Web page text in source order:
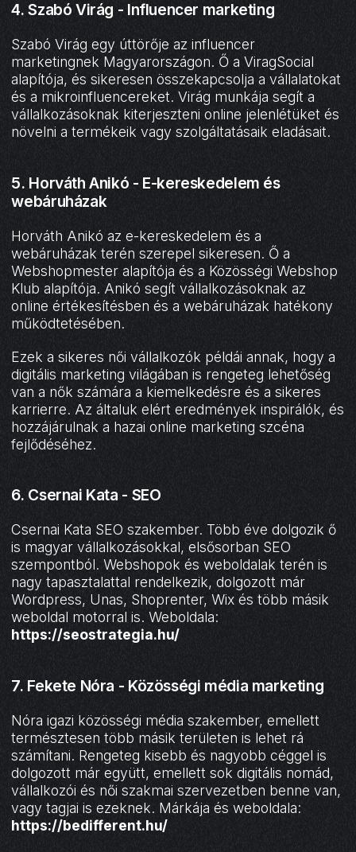
4. Szabó Virág - Influencer marketing
Szabó Virág egy úttörője az influencer
marketingnek Magyarországon. Ő a ViragSocial
alapítója, és sikeresen összekapcsolja a vállalatokat
és a mikroinfluencereket. Virág munkája segít a
vállalkozásoknak kiterjeszteni online jelenlétüket és
növelni a termékeik vagy szolgáltatásaik eladásait.
5. Horváth Anikó - E-kereskedelem és
webáruházak
Horváth Anikó az e-kereskedelem és a
webáruházak terén szerepel sikeresen. Ő a
Webshopmester alapítója és a Közösségi Webshop
Klub alapítója. Anikó segít vállalkozásoknak az
online értékesítésben és a webáruházak hatékony
működtetésében.
Ezek a sikeres női vállalkozók példái annak, hogy a
digitális marketing világában is rengeteg lehetőség
van a nők számára a kiemelkedésre és a sikeres
karrierre. Az általuk elért eredmények inspirálók, és
hozzájárulnak a hazai online marketing szcéna
fejlődéséhez.
6. Csernai Kata - SEO
Csernai Kata SEO szakember. Több éve dolgozik ő
is magyar vállalkozásokkal, elsősorban SEO
szempontból. Webshopok és weboldalak terén is
nagy tapasztalattal rendelkezik, dolgozott már
Wordpress, Unas, Shoprenter, Wix és több másik
weboldal motorral is. Weboldala:
https://seostrategia.hu/
7. Fekete Nóra - Közösségi média marketing
Nóra igazi közösségi média szakember, emellett
természtesen több másik területen is lehet rá
számítani. Rengeteg kisebb és nagyobb céggel is
dolgozott már együtt, emellett sok digitális nomád,
vállalkozói és női szakmai szervezetben benne van,
vagy tagjai is ezeknek. Márkája és weboldala:
https://bedifferent.hu/